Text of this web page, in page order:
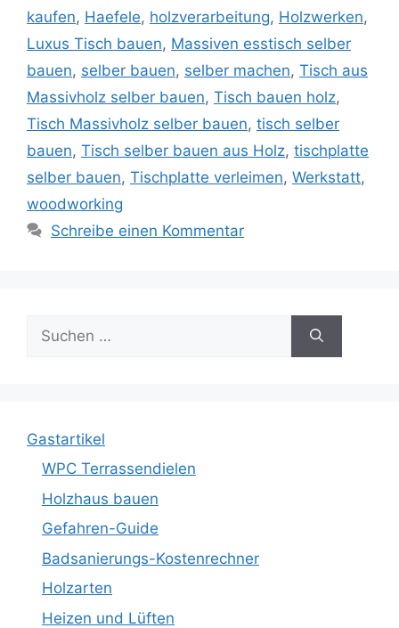
kaufen, Haefele, holzverarbeitung, Holzwerken,
Luxus Tisch bauen, Massiven esstisch selber
bauen, selber bauen, selber machen, Tisch aus
Massivholz selber bauen, Tisch bauen holz,
Tisch Massivholz selber bauen, tisch selber
bauen, Tisch selber bauen aus Holz, tischplatte
selber bauen, Tischplatte verleimen, Werkstatt,
woodworking
Schreibe einen Kommentar
nach:
Gastartikel
WPC Terrassendielen
Holzhaus bauen
Gefahren-Guide
Badsanierungs-Kostenrechner
Holzarten
Heizen und Lüften